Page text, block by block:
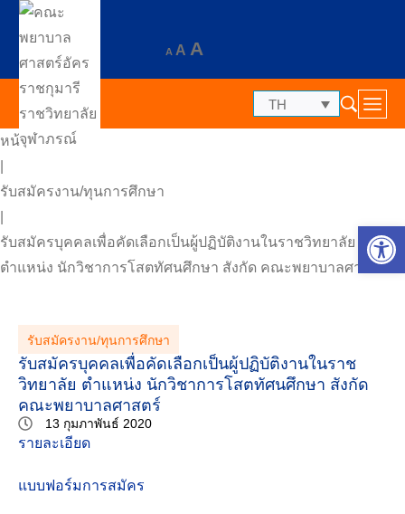
A A A
TH
หน้าแรก
รับสมัครงาน/ทุนการศึกษา
รับสมัครบุคคลเพื่อคัดเลือกเป็นผู้ปฏิบัติงานในราชวิทยาลัย
ตำแหน่ง นักวิชาการโสตทัศนศึกษา สังกัด คณะพยาบาลศาสตร์
รับสมัครงาน/ทุนการศึกษา
รับสมัครบุคคลเพื่อคัดเลือกเป็นผู้ปฏิบัติงานในราช
วิทยาลัย ตำแหน่ง นักวิชาการโสตทัศนศึกษา สังกัด
คณะพยาบาลศาสตร์
13 กุมภาพันธ์ 2020
รายละเอียด
แบบฟอร์มการสมัคร